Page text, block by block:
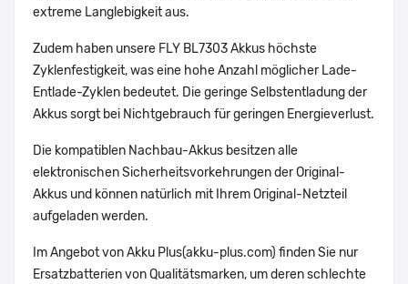
extreme Langlebigkeit aus.
Zudem haben unsere FLY BL7303 Akkus höchste
Zyklenfestigkeit, was eine hohe Anzahl möglicher Lade-
Entlade-Zyklen bedeutet. Die geringe Selbstentladung der
Akkus sorgt bei Nichtgebrauch für geringen Energieverlust.
Die kompatiblen Nachbau-Akkus besitzen alle
elektronischen Sicherheitsvorkehrungen der Original-
Akkus und können natürlich mit Ihrem Original-Netzteil
aufgeladen werden.
Im Angebot von Akku Plus(akku-plus.com) finden Sie nur
Ersatzbatterien von Qualitätsmarken, um deren schlechte